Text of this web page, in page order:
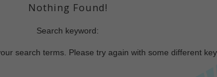
Nothing Found!
Search keyword:
search terms. Please try again with some different